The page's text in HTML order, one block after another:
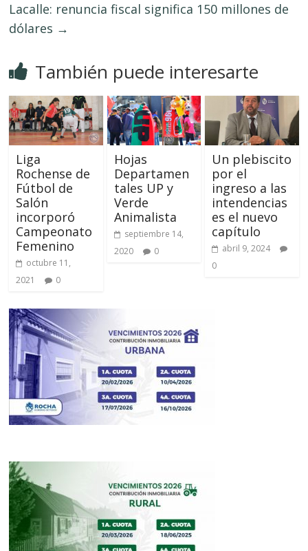
Lacalle: renuncia fiscal significa 150 millones de
dólares →
También puede interesarte
Liga
Rochense de
Fútbol de
Salón
incorporó
Campeonato
Femenino
octubre 11,
2021
0
Hojas
Departamen
tales UP y
Verde
Animalista
septiembre 14,
2020
0
Un plebiscito
por el
ingreso a las
intendencias
es el nuevo
capítulo
abril 9, 2024
0